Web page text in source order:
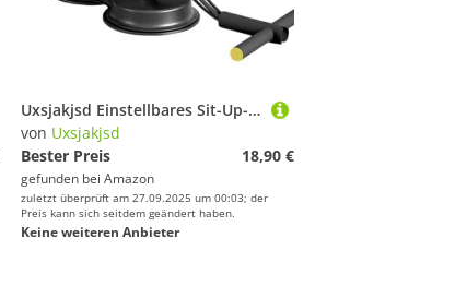
Uxsjakjsd Einstellbares Sit-Up-Trainingsgerät mit Doppelten Saugnäpfen, Geeignet für Zuhause A
von Uxsjakjsd
Bester Preis
18,90 €
gefunden bei Amazon
zuletzt überprüft am 27.09.2025 um 00:03; der
Preis kann sich seitdem geändert haben.
Keine weiteren Anbieter